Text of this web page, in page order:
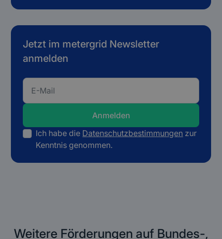
Jetzt im metergrid Newsletter
anmelden
Ich habe die Datenschutzbestimmungen zur
Kenntnis genommen.
Weitere Förderungen auf Bundes-,